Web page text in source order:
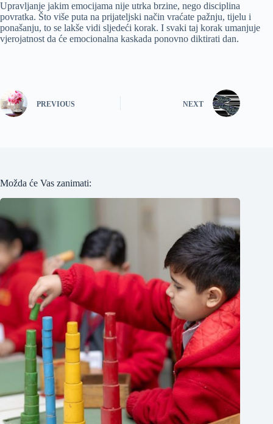
Upravljanje jakim emocijama nije utrka brzine, nego disciplina
povratka. Što više puta na prijateljski način vraćate pažnju, tijelu i
ponašanju, to se lakše vidi sljedeći korak. I svaki taj korak umanjuje
vjerojatnost da će emocionalna kaskada ponovno diktirati dan.
PREVIOUS NEXT
Možda će Vas zanimati: